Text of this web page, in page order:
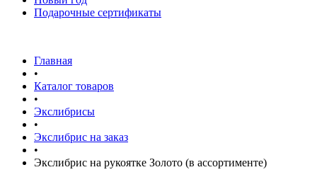
Подарочные сертификаты
Главная
•
Каталог товаров
•
Экслибрисы
•
Экслибрис на заказ
•
Экслибрис на рукоятке Золото (в ассортименте)